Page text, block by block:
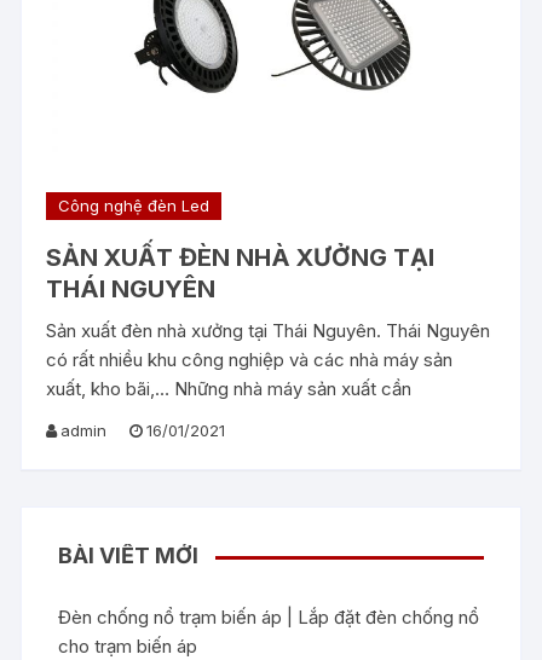
Công nghệ đèn Led
SẢN XUẤT ĐÈN NHÀ XƯỞNG TẠI
THÁI NGUYÊN
Sản xuất đèn nhà xưởng tại Thái Nguyên. Thái Nguyên
có rất nhiều khu công nghiệp và các nhà máy sản
xuất, kho bãi,… Những nhà máy sản xuất cần
admin 16/01/2021
BÀI VIẾT MỚI
Đèn chống nổ trạm biến áp | Lắp đặt đèn chống nổ
cho trạm biến áp